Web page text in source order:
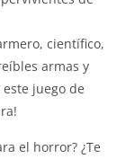
científico,
armas y
juego de
el horror? ¿Te